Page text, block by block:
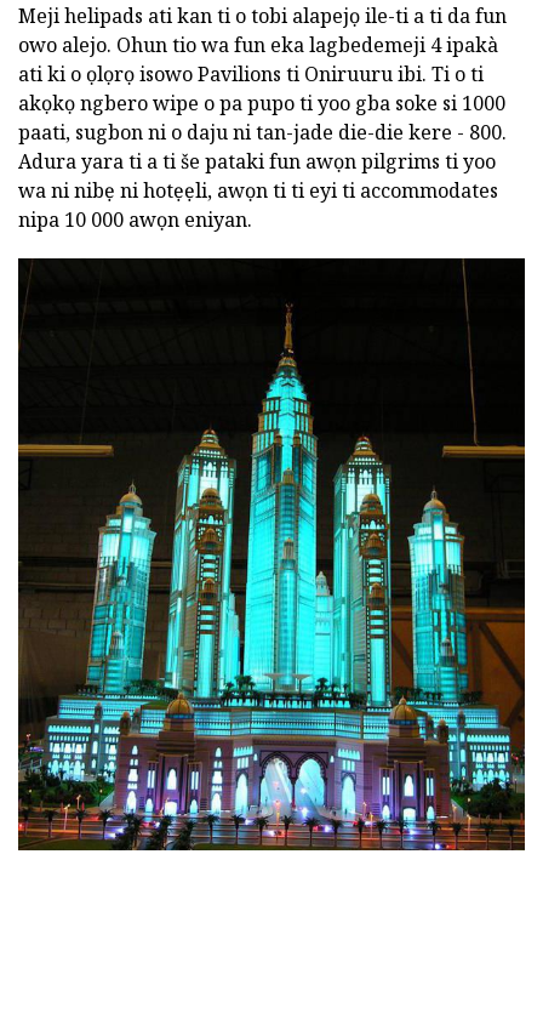
Meji helipads ati kan ti o tobi alapejọ ile-ti a ti da fun
owo alejo. Ohun tio wa fun eka lagbedemeji 4 ipakà
ati ki o ọlọrọ isowo Pavilions ti Oniruuru ibi. Ti o ti
akọkọ ngbero wipe o pa pupo ti yoo gba soke si 1000
paati, sugbon ni o daju ni tan-jade die-die kere - 800.
Adura yara ti a ti še pataki fun awọn pilgrims ti yoo
wa ni nibẹ ni hotẹẹli, awọn ti ti eyi ti accommodates
nipa 10 000 awọn eniyan.